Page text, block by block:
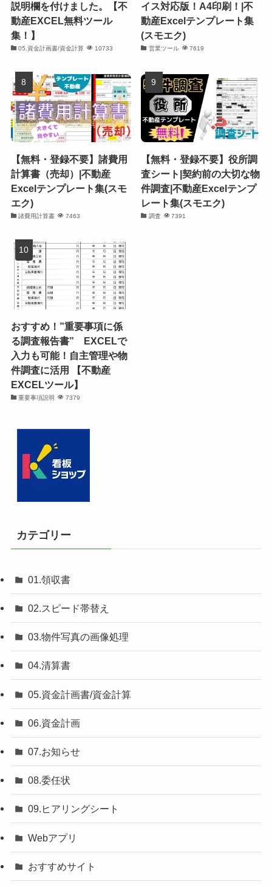
説明欄を付けました。【不
動産EXCEL無料ツール
集！】
05.資金計画書/資金計算 10733
イス対応版！A4印刷！|不
動産Excelテンプレート集
(スモエク)
営業ツール 7619
【無料・登録不要】諸費用
計算書（売却）|不動産
Excelテンプレート集(スモ
エク)
諸費用計算書 7463
【無料・登録不要】役所調
査シート|契約前の大切な物
件調査|不動産Excelテンプ
レート集(スモエク)
調査 7391
おすすめ！”重要事項に係
る調査報告書” EXCELで
入力も可能！自主管理や物
件調査に活用 【不動産
EXCELツール】
重要事項説明 7379
カテゴリー
01.領収書
02.スピード帯替え
03.物件写真の画像処理
04.清算書
05.資金計画書/資金計算
06.資金計画
07.お知らせ
08.委任状
09.ヒアリングシート
Webアプリ
おすすめサイト